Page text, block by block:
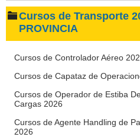
Cursos de Transporte
PROVINCIA
Cursos de Controlador Aéreo
Cursos de Capataz de
Cursos de Operador de Estiba
Cargas 2026
Cursos de Agente Handling de
2026